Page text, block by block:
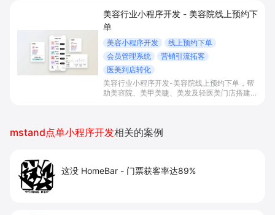
餐收银、提升翻台和营收并沉淀私域会员资产。
美容行业小程序开发 - 美容院线上预约下
单
美容小程序开发
线上预约下单
会员管理系统
营销引流拓客
医美到店转化
美容行业小程序开发-美容院线上预约下单，帮
助美容院、美甲美睫、美发及轻医美门店搭建线
mstand点单小程序开发相关的案例
这没 HomeBar - 门票获客率达89%